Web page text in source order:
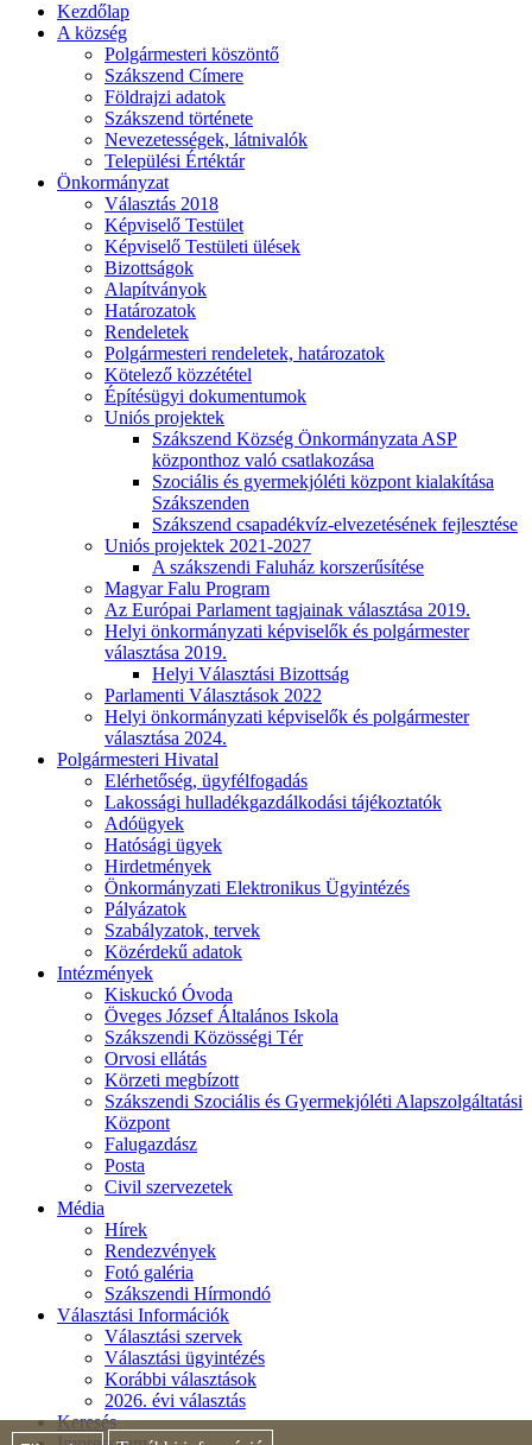
Kezdőlap
A község
Polgármesteri köszöntő
Szákszend Címere
Földrajzi adatok
Szákszend története
Nevezetességek, látnivalók
Települési Értéktár
Önkormányzat
Választás 2018
Képviselő Testület
Képviselő Testületi ülések
Bizottságok
Alapítványok
Határozatok
Rendeletek
Polgármesteri rendeletek, határozatok
Kötelező közzététel
Építésügyi dokumentumok
Uniós projektek
Szákszend Község Önkormányzata ASP
központhoz való csatlakozása
Szociális és gyermekjóléti központ kialakítása
Szákszenden
Szákszend csapadékvíz-elvezetésének fejlesztése
Uniós projektek 2021-2027
A szákszendi Faluház korszerűsítése
Magyar Falu Program
Az Európai Parlament tagjainak választása 2019.
Helyi önkormányzati képviselők és polgármester
választása 2019.
Helyi Választási Bizottság
Parlamenti Választások 2022
Helyi önkormányzati képviselők és polgármester
választása 2024.
Polgármesteri Hivatal
Elérhetőség, ügyfélfogadás
Lakossági hulladékgazdálkodási tájékoztatók
Adóügyek
Hatósági ügyek
Hirdetmények
Önkormányzati Elektronikus Ügyintézés
Pályázatok
Szabályzatok, tervek
Közérdekű adatok
Intézmények
Kiskuckó Óvoda
Öveges József Általános Iskola
Szákszendi Közösségi Tér
Orvosi ellátás
Körzeti megbízott
Szákszendi Szociális és Gyermekjóléti Alapszolgáltatási
Központ
Falugazdász
Posta
Civil szervezetek
Média
Hírek
Rendezvények
Fotó galéria
Szákszendi Hírmondó
Választási Információk
Választási szervek
Választási ügyintézés
Korábbi választások
2026. évi választás
Keresés